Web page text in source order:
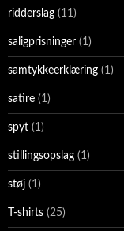
ridderslag (11)
saligprisninger (1)
samtykkeerklæring (1)
satire (1)
spyt (1)
stillingsopslag (1)
støj (1)
T-shirts (25)